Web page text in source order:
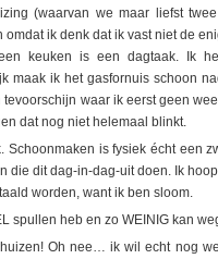
(waarvan we maar liefst
ik denk dat ik vast niet de
keuken is een dagtaak. Ik
maak ik het gasfornuis schoon
waar ik eerst geen
dat nog niet helemaal blinkt.
Schoonmaken is fysiek écht een
die dit dag-in-dag-uit doen. Ik
worden, want ik ben sloom.
spullen heb en zo WEINIG kan
Oh nee… ik wil echt nog